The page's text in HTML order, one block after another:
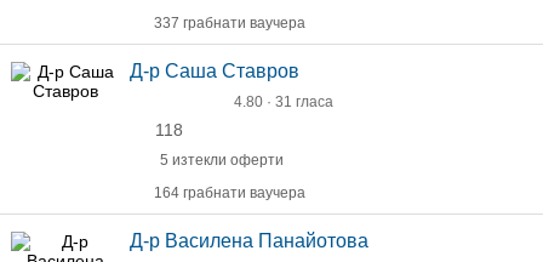
337 грабнати ваучера
Д-р Саша Ставров
4.80 · 31 гласа
118
5 изтекли оферти
164 грабнати ваучера
Д-р Василена Панайотова